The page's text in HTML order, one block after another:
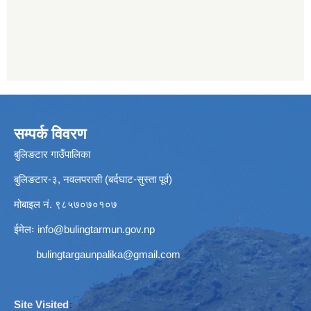
सम्पर्क विवरण
बुलिङटार गाउँपालिका
बुलिङटार-३, नवलपरासी (बर्दघाट-सुस्ता पूर्व)
मोबाइल नं. ९८५७०७०१०७
ईमेलः info@bulingtarmun.gov.np
bulingtargaunpalika@gmail.com
Site Visited: